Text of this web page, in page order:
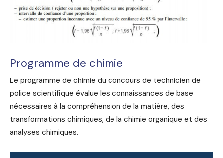
Programme de chimie
Le programme de chimie du concours de technicien de
police scientifique évalue les connaissances de base
nécessaires à la compréhension de la matière, des
transformations chimiques, de la chimie organique et des
analyses chimiques.